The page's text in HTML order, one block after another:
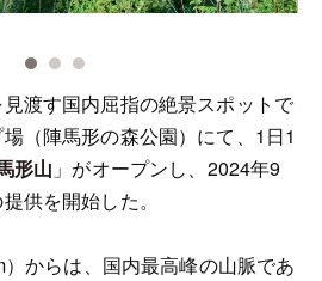
渡す国内屈指の絶景スポットで
（陣馬形の森公園）にて、1日1
形山 」がオープンし、2024年9
供を開始した。
からは、国内最高峰の山脈であ